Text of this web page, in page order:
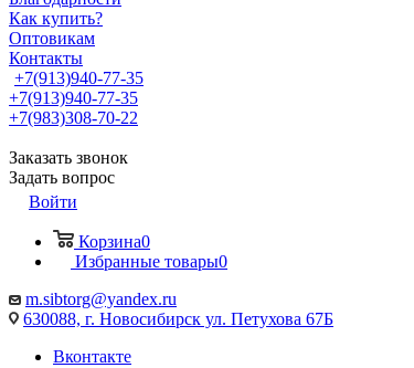
Как купить?
Оптовикам
Контакты
+7(913)940-77-35
+7(913)940-77-35
+7(983)308-70-22
Заказать звонок
Задать вопрос
Войти
Корзина0
Избранные товары0
m.sibtorg@yandex.ru
630088, г. Новосибирск ул. Петухова 67Б
Вконтакте